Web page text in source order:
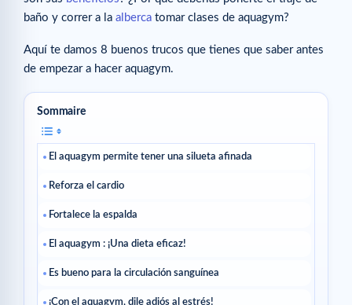
baño y correr a la alberca tomar clases de aquagym?
Aquí te damos 8 buenos trucos que tienes que saber antes
de empezar a hacer aquagym.
Sommaire
El aquagym permite tener una silueta afinada
Reforza el cardio
Fortalece la espalda
El aquagym : ¡Una dieta eficaz!
Es bueno para la circulación sanguínea
¡Con el aquagym, dile adiós al estrés!